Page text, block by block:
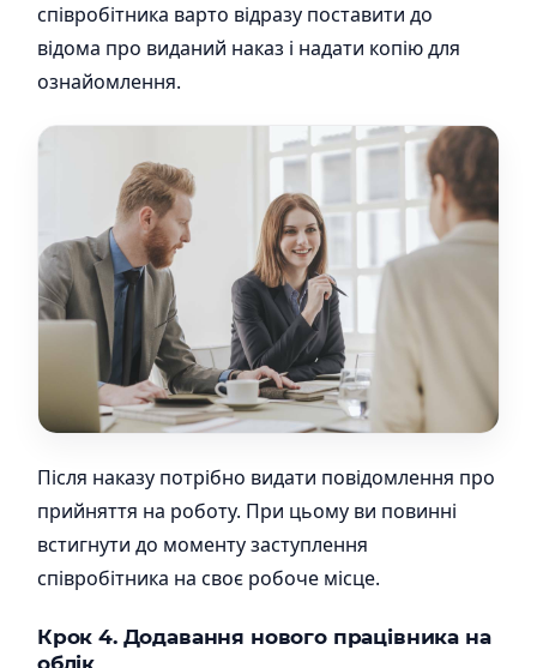
співробітника варто відразу поставити до
відома про виданий наказ і надати копію для
ознайомлення.
Після наказу потрібно видати повідомлення про
прийняття на роботу. При цьому ви повинні
встигнути до моменту заступлення
співробітника на своє робоче місце.
Крок 4. Додавання нового працівника на
облік